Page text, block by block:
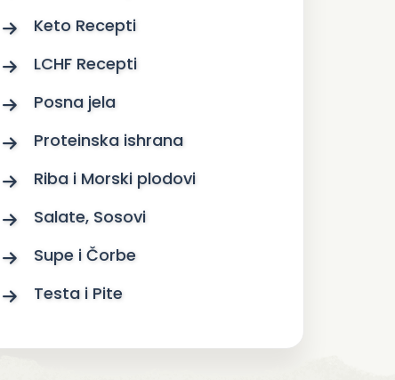
Keto Recepti
LCHF Recepti
Posna jela
Proteinska ishrana
Riba i Morski plodovi
Salate, Sosovi
Supe i Čorbe
Testa i Pite